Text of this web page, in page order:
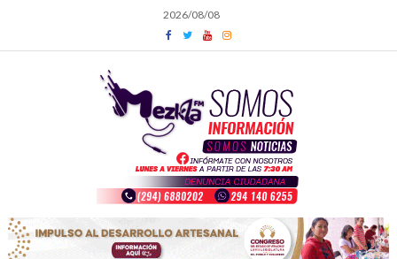
content
2026/08/08